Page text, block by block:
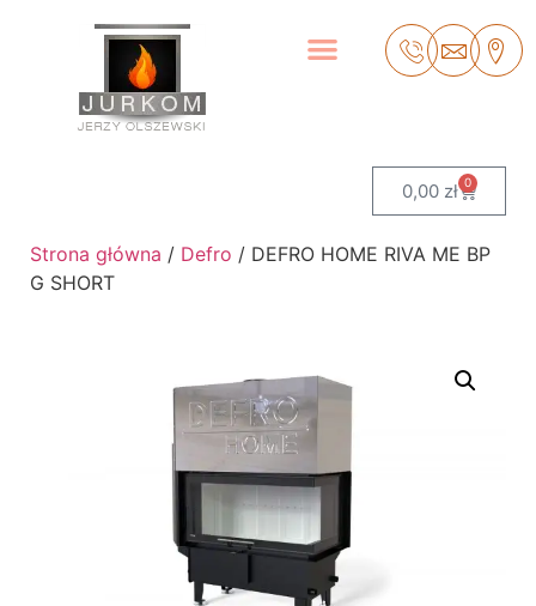
0,00 zł 0
Strona główna / Defro / DEFRO HOME RIVA ME BP
G SHORT